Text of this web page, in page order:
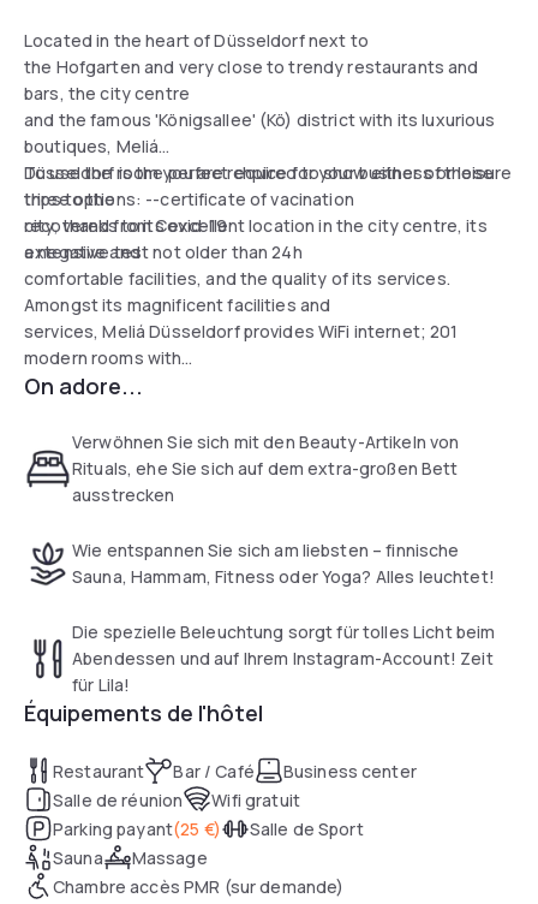
Located in the heart of Düsseldorf next to
the Hofgarten and very close to trendy restaurants and
bars, the city centre
and the famous 'Königsallee' (Kö) district with its luxurious
boutiques, Meliá
Düsseldorf is the perfect choice for your business or leisure
trips to the
city, thanks to its excellent location in the city centre, its
extensive and
comfortable facilities, and the quality of its services.
To use the room you are required to show either of those
three options: --certificate of vacination
recovered from Covid-19
a negative test not older than 24h
Amongst its magnificent facilities and
services, Meliá Düsseldorf provides WiFi internet; 201
modern rooms with
exquisite interior design; spacious dining spaces (Aqua
Purple-Lounge); 9 meeting rooms with maximum capacity
for 250 people; full gym
for the exclusive use of guests and a fully equipped
saunas, steam bath,
ice fountain, sensations shower and relaxation area.
On adore...
Verwöhnen Sie sich mit den Beauty-Artikeln von
Rituals, ehe Sie sich auf dem extra-großen Bett
ausstrecken
Wie entspannen Sie sich am liebsten – finnische
Sauna, Hammam, Fitness oder Yoga? Alles leuchtet!
Die spezielle Beleuchtung sorgt für tolles Licht beim
Abendessen und auf Ihrem Instagram-Account! Zeit
für Lila!
Équipements de l'hôtel
Restaurant Bar / Café
Business center
Salle de réunion
Wifi gratuit
Parking payant(25 €)
Salle de Sport
Sauna
Massage
Chambre accès PMR (sur demande)